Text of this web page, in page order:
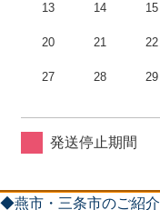
13 14 15
20 21 22
27 28 29
発送停止期間
◆燕市・三条市のご紹介